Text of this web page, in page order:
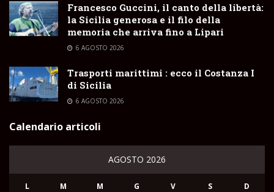
Francesco Guccini, il canto della libertà:
la Sicilia generosa e il filo della
memoria che arriva fino a Lipari
6 AGOSTO 2026
Trasporti marittimi : ecco il Costanza I
di Sicilia
6 AGOSTO 2026
Calendario articoli
AGOSTO 2026
L M M G V S D